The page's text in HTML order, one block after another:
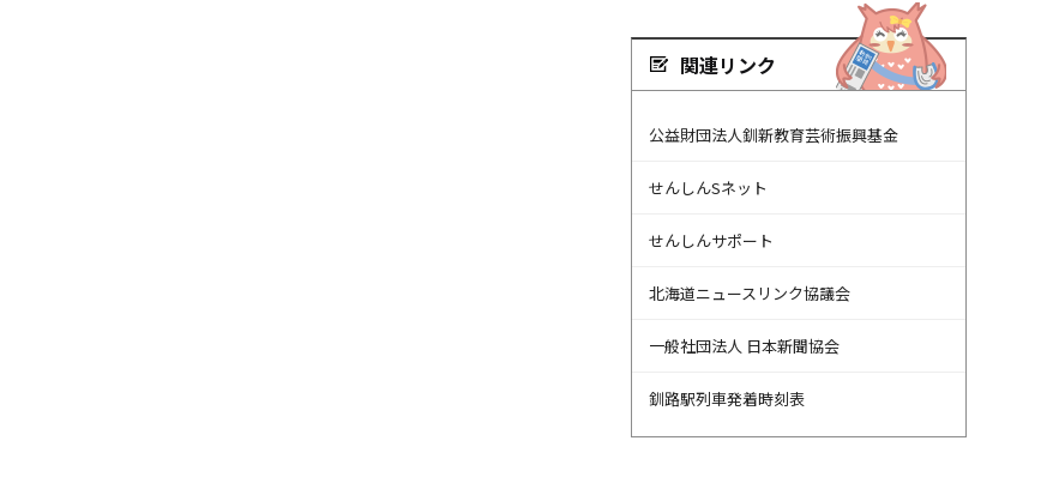
関連リンク
公益財団法人釧新教育芸術振興基金
せんしんSネット
せんしんサポート
北海道ニュースリンク協議会
一般社団法人 日本新聞協会
釧路駅列車発着時刻表